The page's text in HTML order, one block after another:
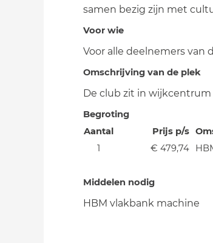
samen bezig zijn met
Voor wie
Voor alle deelnemers van
Omschrijving van de plek
De club zit in wijkcentrum
Begroting
Aantal
Prijs p/s
1
€ 479,74
Middelen nodig
HBM vlakbank machine